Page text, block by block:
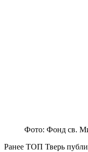
Фото: Фонд св.
Ранее ТОП Тверь